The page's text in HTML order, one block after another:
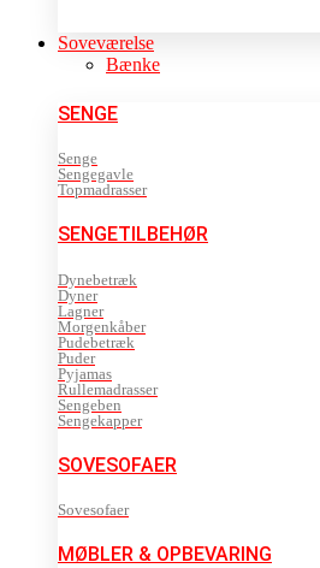
Soveværelse
Bænke
SENGE
Senge
Sengegavle
Topmadrasser
SENGETILBEHØR
Dynebetræk
Dyner
Lagner
Morgenkåber
Pudebetræk
Puder
Pyjamas
Rullemadrasser
Sengeben
Sengekapper
SOVESOFAER
Sovesofaer
MØBLER & OPBEVARING